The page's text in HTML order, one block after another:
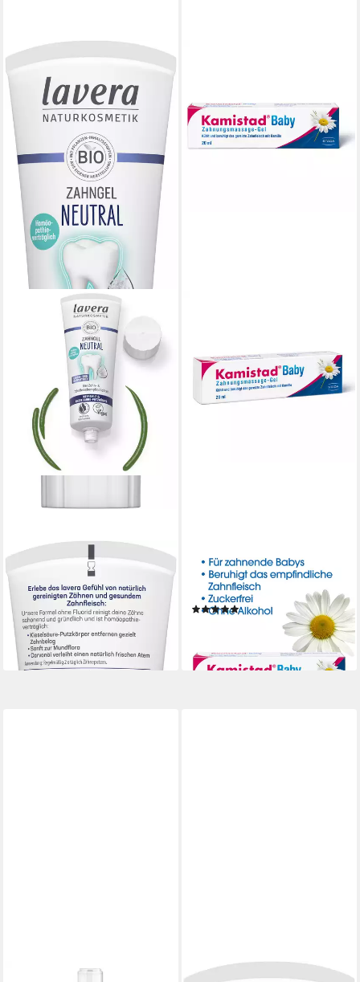
LAVERA
Zahnpasta Zahngel Neutral
Fluoridfrei, (1-St)
ab 4,39 €
(5,85 €/ 100 ml)
lieferbar - in 2-3 Werktagen bei dir
KAMISTAD®
Zahnpasta Baby
Zahnungsmassage-Gel, (1-St)
(1)
lieferbar - in 2-3 Werktagen bei dir